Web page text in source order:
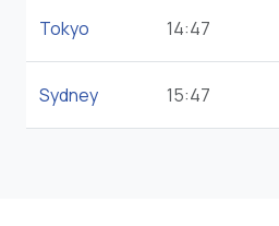
Tokyo 14:47
Sydney 15:47